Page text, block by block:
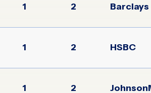
Barclays
2
1
HSBC
2
1
2
1